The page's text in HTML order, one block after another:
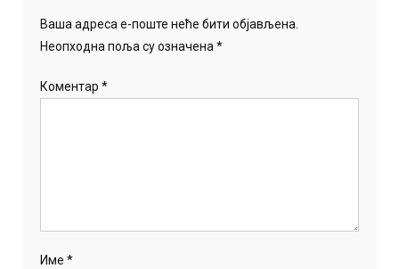
Ваша адреса е-поште неће бити објављена.
Неопходна поља су означена*
Коментар*
Име*